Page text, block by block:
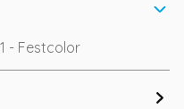
- Festcolor